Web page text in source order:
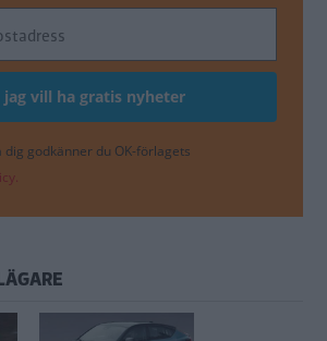
godkänner du OK-förlagets